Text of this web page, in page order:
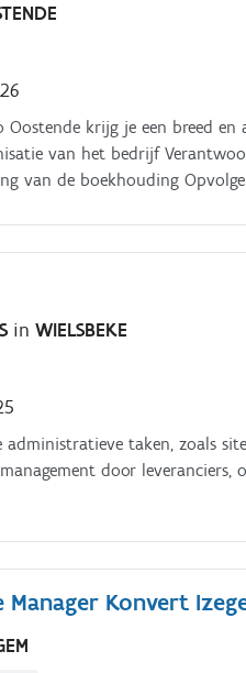
Oostende krijg je een breed
van het bedrijf
van de boekhouding
van onderhoud en
en organisatorische
met het sociaal
Ondersteunen bij
to date houden. Onze klant.
inWIELSBEKE
administratieve taken, zoals
door leveranciers,
Manager Konvert